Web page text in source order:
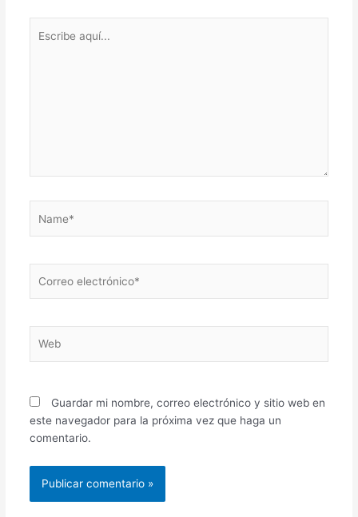
aquí...
electrónico*
Guardar mi nombre, correo electrónico y sitio web en
este navegador para la próxima vez que haga un
comentario.